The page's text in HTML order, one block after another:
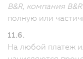
B&R, компания B&R
полную или
11.6.
На любой платеж